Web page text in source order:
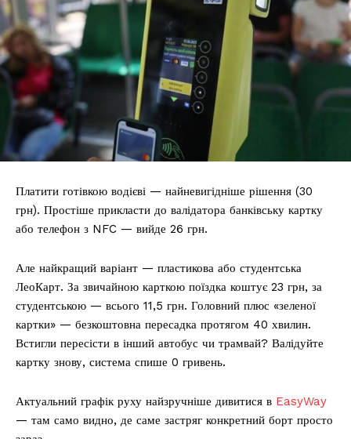
Платити готівкою водієві — найневигідніше рішення (30
грн). Простіше прикласти до валідатора банківську картку
або телефон з NFC — вийде 26 грн.
Але найкращий варіант — пластикова або студентська
ЛеоКарт. За звичайною карткою поїздка коштує 23 грн, за
студентською — всього 11,5 грн. Головний плюс «зеленої
картки» — безкоштовна пересадка протягом 40 хвилин.
Встигли пересісти в інший автобус чи трамвай? Валідуйте
картку знову, система спише 0 гривень.
Актуальний графік руху найзручніше дивитися в EasyWay
— там само видно, де саме застряг конкретний борт просто